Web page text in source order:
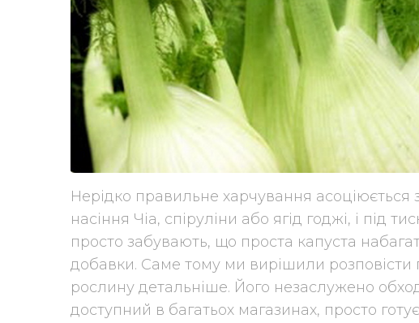
Нерідко правильне харчування
насіння Чіа, спіруліни або ягід годжі, і під
просто забувають, що проста капуста
добавки. Саме тому ми вирішили
рослину детальніше. Його незаслужено
доступний в багатьох магазинах, просто